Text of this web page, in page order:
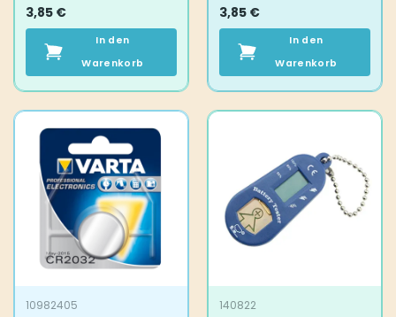
3,85 €
In den
Warenkorb
3,85 €
In den
Warenkorb
10982405 140822